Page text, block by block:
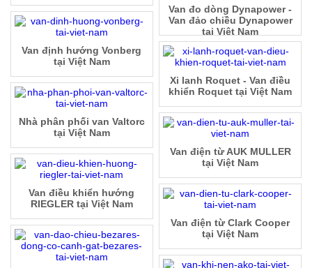
Van đo dòng Dynapower -
Van đảo chiều Dynapower
tại Việt Nam
Van định hướng Vonberg
tại Việt Nam
Xi lanh Roquet - Van điều
khiển Roquet tại Việt Nam
Nhà phân phối van Valtorc
tại Việt Nam
Van điện từ AUK MULLER
tại Việt Nam
Van điều khiển hướng
RIEGLER tại Việt Nam
Van điện từ Clark Cooper
tại Việt Nam